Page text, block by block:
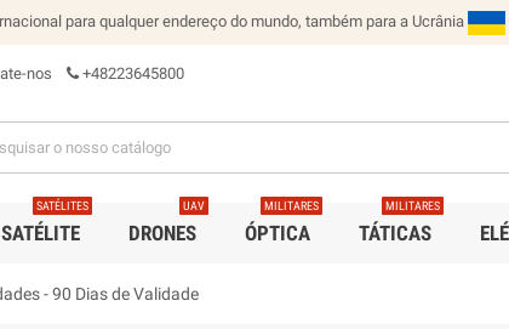
para qualquer endereço do mundo, também para a Ucrânia
nos +48223645800
SATÉLITES
DRONES
UAV
ÓPTICA
MILITARES
TÁTICAS
MILITARES
- 90 Dias de Validade